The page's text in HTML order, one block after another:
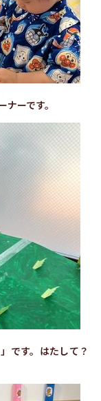
ーです。
です。はたして？